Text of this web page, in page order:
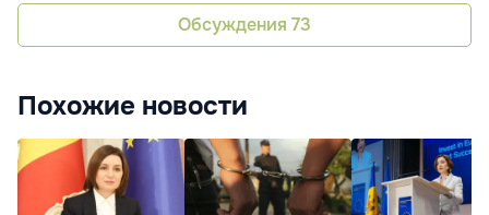
Обсуждения 73
Похожие новости